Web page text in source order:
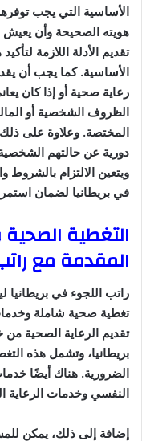
الأساسية التي يجب
هويته الصحيحة وأن
تقديم الأدلة اللازمة
الأساسية. كما يجب أن
رعاية صحية أو إذا كان
الظروف الشخصية أو
المختصة. وعلاوة على
دورية عن حالتهم
ويتعين الالتزام
في بريطانيا لضمان
التغطية
المقدمة مع
راتب اللجوء في
تغطية صحية شاملة
بريطانيا، وتشمل هذه
الضرورية. هناك أيضًا
النفسي وخدمات الرعاية
إضافة إلى ذلك، يمكن